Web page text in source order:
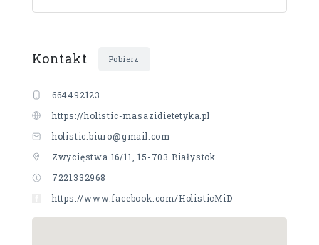
Kontakt Pobierz
664492123
https://holistic-masazidietetyka.pl
holistic.biuro@gmail.com
Zwycięstwa 16/11, 15-703 Białystok
7221332968
https://www.facebook.com/HolisticMiD